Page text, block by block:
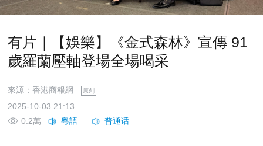
有片｜【娛樂】《金式森林》宣傳 91
歲羅蘭壓軸登場全場喝采
來源：香港商報網 原創
2025-10-03 21:13
0.2萬